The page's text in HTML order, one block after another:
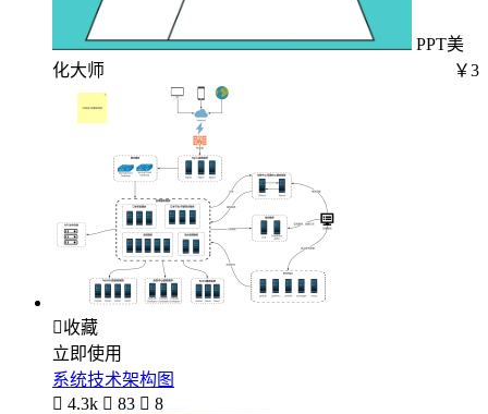
PPT美
化大师
￥3
收藏
立即使用
系统技术架构图
 4.3k  83  8